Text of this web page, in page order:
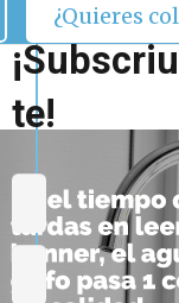
¿Quieres
te!